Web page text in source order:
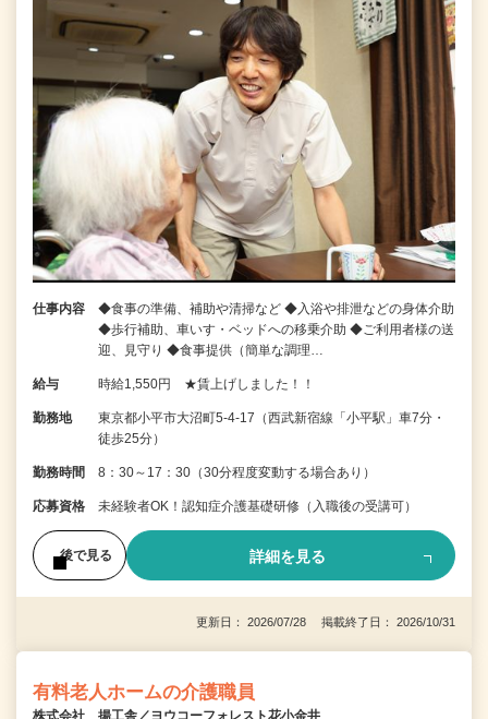
仕事内容
◆食事の準備、補助や清掃など ◆入浴や排泄などの身体介助
◆歩行補助、車いす・ベッドへの移乗介助 ◆ご利用者様の送
迎、見守り ◆食事提供（簡単な調理…
給与 時給1,550円 ★賃上げしました！！
勤務地
東京都小平市大沼町5-4-17（西武新宿線「小平駅」車7分・
徒歩25分）
勤務時間 8：30～17：30（30分程度変動する場合あり）
応募資格 未経験者OK！認知症介護基礎研修（入職後の受講可）
後で見る 詳細を見る
更新日： 2026/07/28 掲載終了日： 2026/10/31
有料老人ホームの介護職員